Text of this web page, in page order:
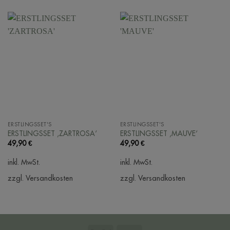
ERSTLINGSSET'S
ERSTLINGSSET ‚ZARTROSA‘
49,90€
inkl. MwSt.
zzgl. Versandkosten
ERSTLINGSSET'S
ERSTLINGSSET ‚MAUVE‘
49,90€
inkl. MwSt.
zzgl. Versandkosten